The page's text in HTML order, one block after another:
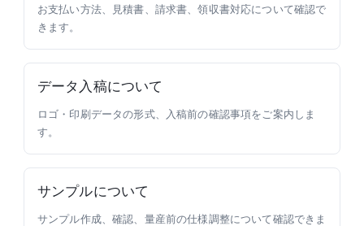
お支払い方法、見積書、請求書、領収書対応について確認で
きます。
データ入稿について
ロゴ・印刷データの形式、入稿前の確認事項をご案内しま
す。
サンプルについて
サンプル作成、確認、量産前の仕様調整について確認できま